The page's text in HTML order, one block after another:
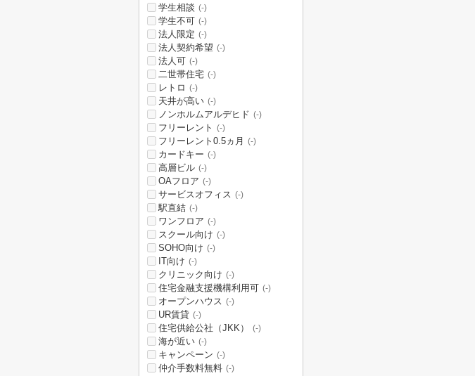
学生相談 (-)
学生不可 (-)
法人限定 (-)
法人契約希望 (-)
法人可 (-)
二世帯住宅 (-)
レトロ (-)
天井が高い (-)
ノンホルムアルデヒド (-)
フリーレント (-)
フリーレント0.5ヵ月 (-)
カードキー (-)
高層ビル (-)
OAフロア (-)
サービスオフィス (-)
駅直結 (-)
ワンフロア (-)
スクール向け (-)
SOHO向け (-)
IT向け (-)
クリニック向け (-)
住宅金融支援機構利用可 (-)
オープンハウス (-)
UR賃貸 (-)
住宅供給公社（JKK） (-)
海が近い (-)
キャンペーン (-)
仲介手数料無料 (-)